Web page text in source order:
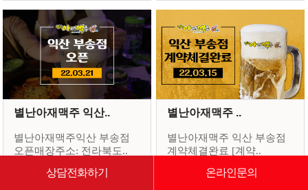
별난아재맥주 익산..
별난아재맥주익산 부송점
오픈매장주소: 전라북도..
04.20 조회: 1297
별난아재맥주 ..
별난아재맥주 익산 부송점
계약체결완료 [계약..
04.20 조회: 1126
상담전화하기 온라인문의